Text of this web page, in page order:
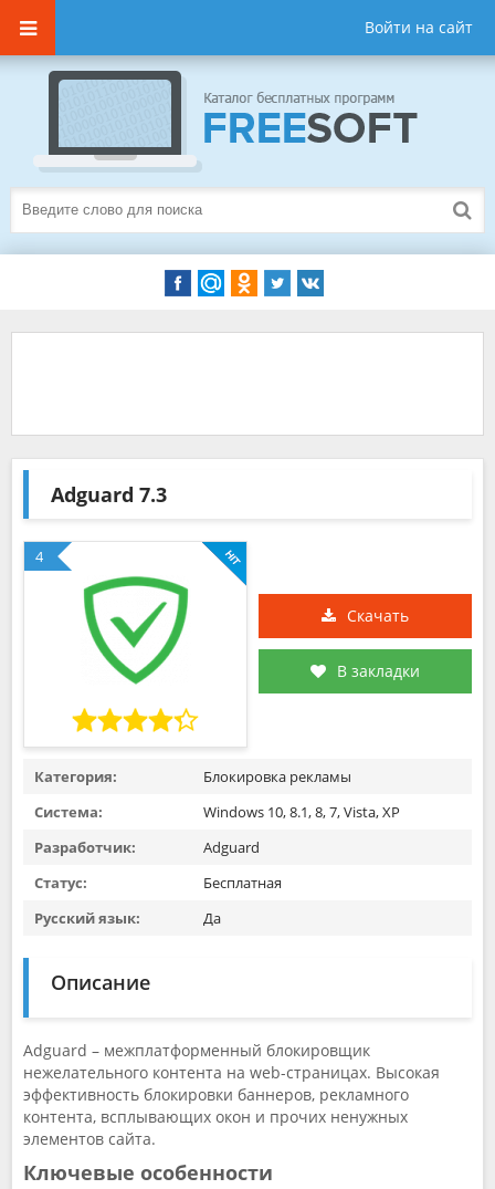
Войти на сайт
Adguard 7.3
4
Скачать
В закладки
Категория:
Блокировка рекламы
Система:
Windows 10, 8.1, 8, 7, Vista, XP
Разработчик:
Adguard
Статус:
Бесплатная
Русский язык:
Да
Описание
Adguard – межплатформенный блокировщик
нежелательного контента на web-страницах. Высокая
эффективность блокировки баннеров, рекламного
контента, всплывающих окон и прочих ненужных
элементов сайта.
Ключевые особенности